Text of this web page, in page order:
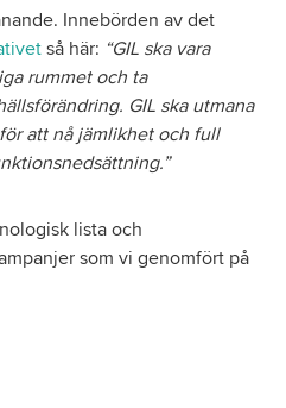
Innebörden av det
så här: “GIL ska vara
rummet och ta
GIL ska utmana
att nå jämlikhet och full
lista och
som vi genomfört på